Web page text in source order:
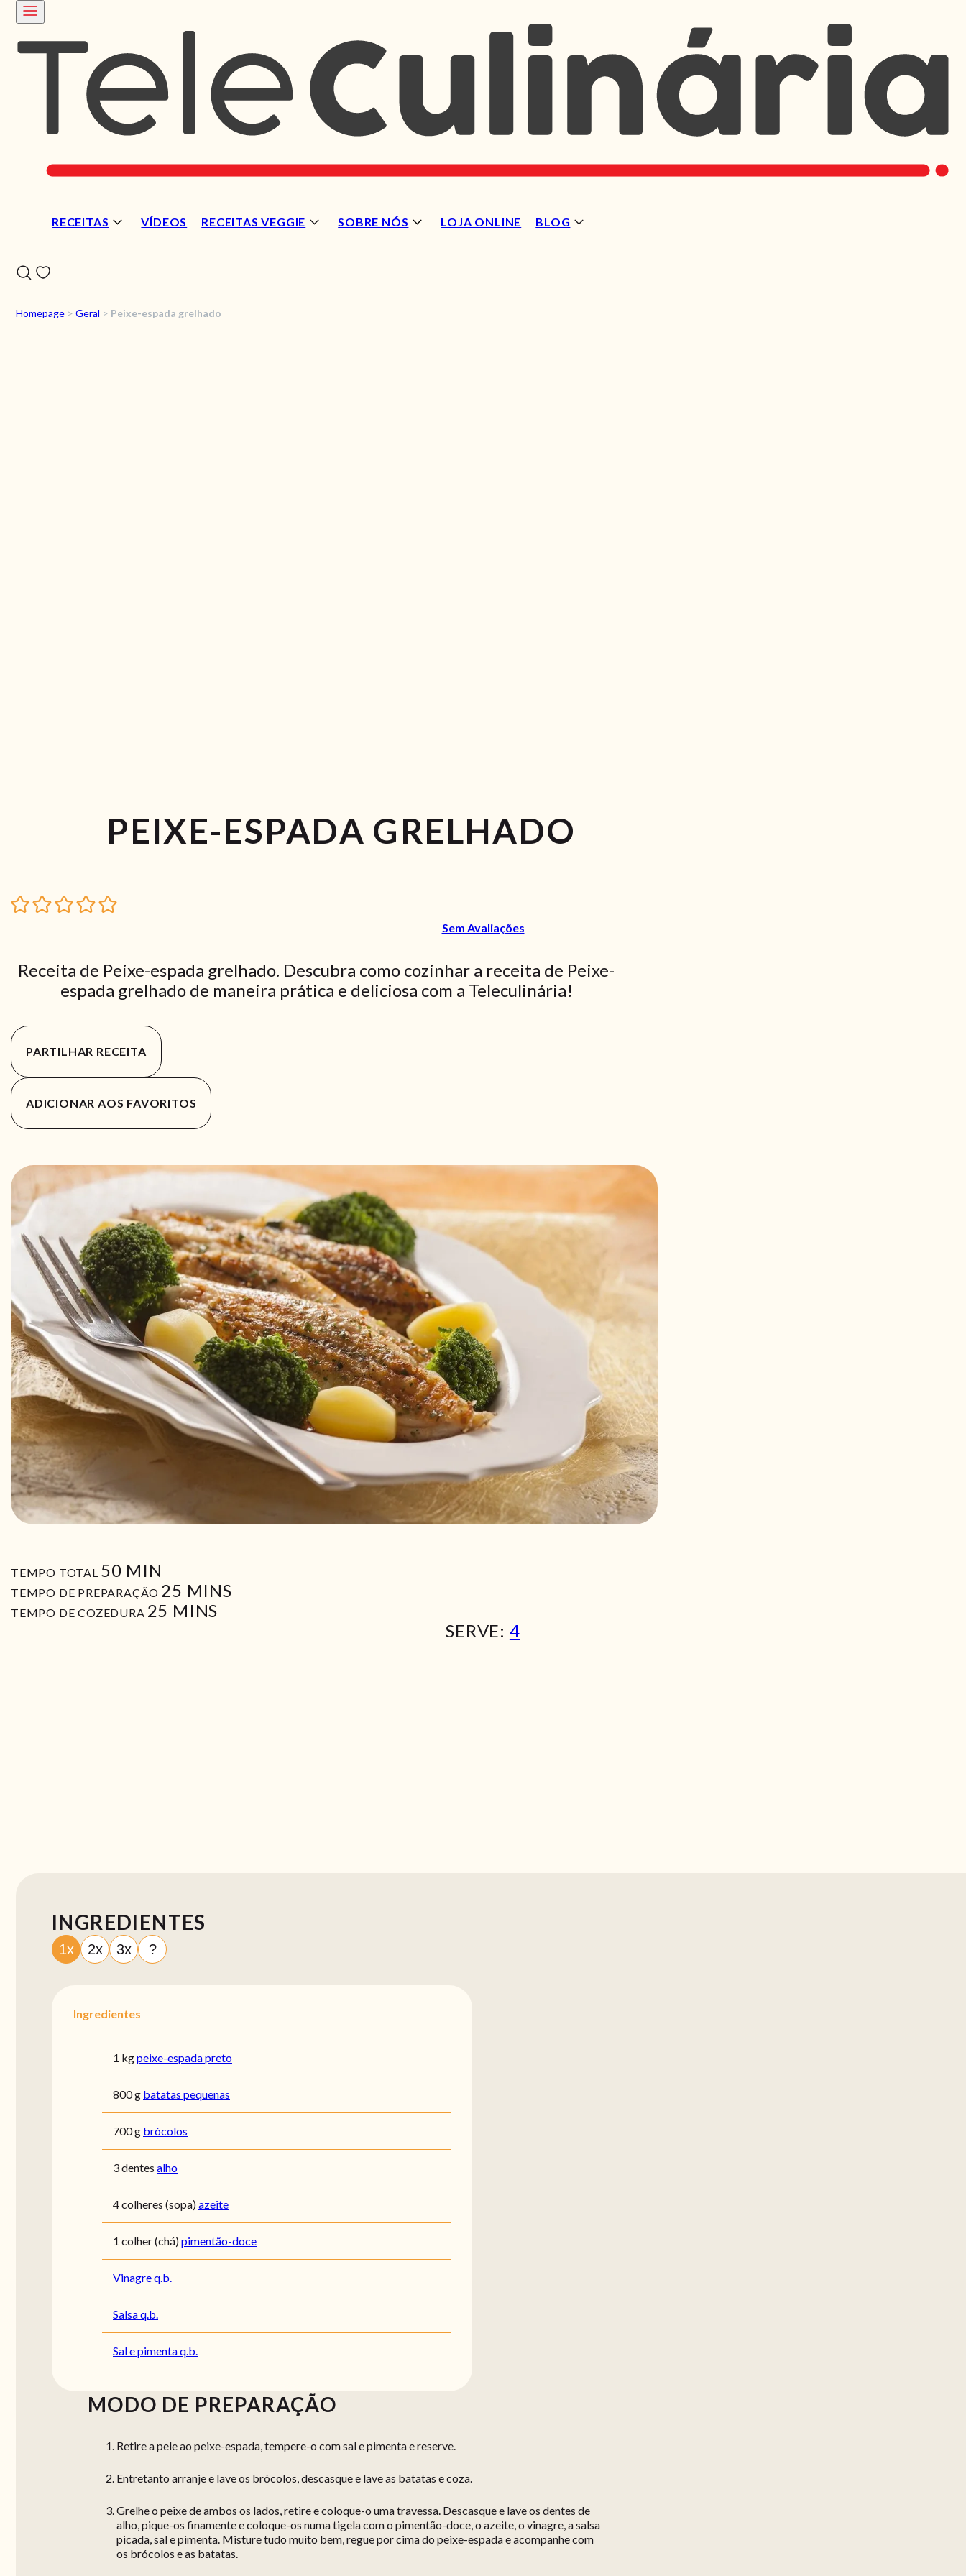
RECEITAS VÍDEOS RECEITAS VEGGIE SOBRE NÓS LOJA ONLINE BLOG
Homepage > Geral > Peixe-espada grelhado
PEIXE-ESPADA GRELHADO
Sem Avaliações
Receita de Peixe-espada grelhado. Descubra como cozinhar a receita de Peixe-
espada grelhado de maneira prática e deliciosa com a Teleculinária!
PARTILHAR RECEITA
ADICIONAR AOS FAVORITOS
TEMPO TOTAL 50MIN
MIN
TEMPO DE PREPARAÇÃO 25 MIN
MINS
TEMPO DE COZEDURA 25 MIN
MINS
SERVE: 4
INGREDIENTES
1x 2x 3x ?
Ingredientes
1 kgpeixe-espada preto
800 g batatas pequenas
700 g brócolos
3 dentes alho
4 colheres (sopa)azeite
1 colher (chá)pimentão-doce
Vinagre q.b.
Salsa q.b.
Sal e pimenta q.b.
MODO DE PREPARAÇÃO
Retire a pele ao peixe-espada, tempere-o com sal e pimenta e reserve.
Entretanto arranje e lave os brócolos, descasque e lave as batatas e coza.
Grelhe o peixe de ambos os lados, retire e coloque-o uma travessa. Descasque e lave os dentes de
alho, pique-os finamente e coloque-os numa tigela com o pimentão-doce, o azeite, o vinagre, a salsa
picada, sal e pimenta. Misture tudo muito bem, regue por cima do peixe-espada e acompanhe com
os brócolos e as batatas.